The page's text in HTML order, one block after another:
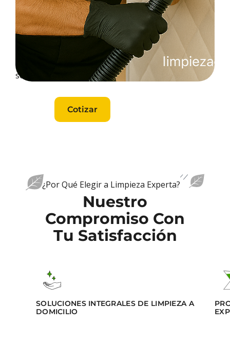
respaldan
la
calidad
nuestros
servicios.
Cotizar
Cotizar
¿Por Qué Elegir a Limpieza Experta?
Nuestro
Compromiso Con
Tu Satisfacción
SOLUCIONES INTEGRALES DE LIMPIEZA A
DOMICILIO